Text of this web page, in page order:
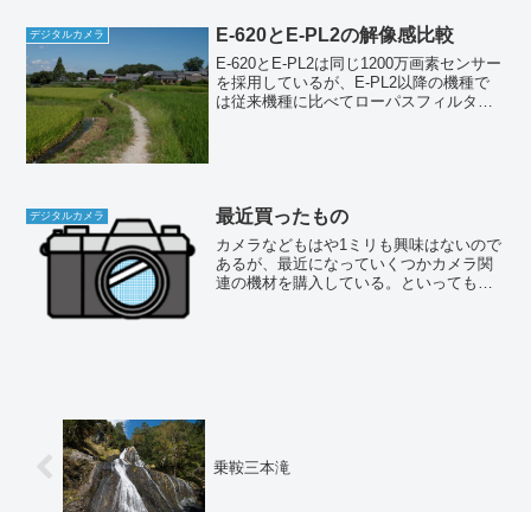
デジタルカメラ E-620とE-PL2の解像感比較
E-620とE-PL2は同じ1200万画素センサー
を採用しているが、E-PL2以降の機種で
は従来機種に比べてローパスフィルター
デジタルカメラ 最近買ったもの
カメラなどもはや1ミリも興味はないので
あるが、最近になっていくつかカメラ関
連の機材を購入している。といってもこ
乗鞍三本滝